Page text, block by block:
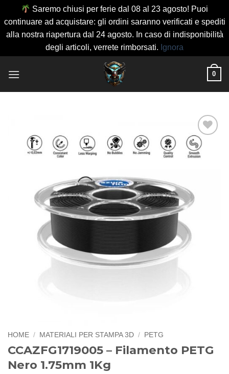
Saremo chiusi per ferie dal 08 al 23 agosto! Puoi
continuare ad acquistare: gli ordini saranno verificati e spediti
alla nostra riapertura dal 24 agosto. In caso di indisponibilità
degli articoli, verrete rimborsati. Ignora
0
Aggiungi
alla lista
HOME / MATERIALI PER STAMPA 3D / PETG
CCAZFG1719005 – Filamento PETG
Nero 1.75mm 1Kg